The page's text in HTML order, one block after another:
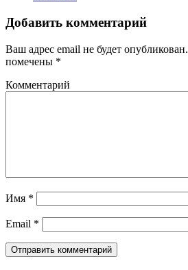
Добавить комментарий
Ваш адрес email не будет опубликован.
помечены *
Комментарий
Имя *
Email *